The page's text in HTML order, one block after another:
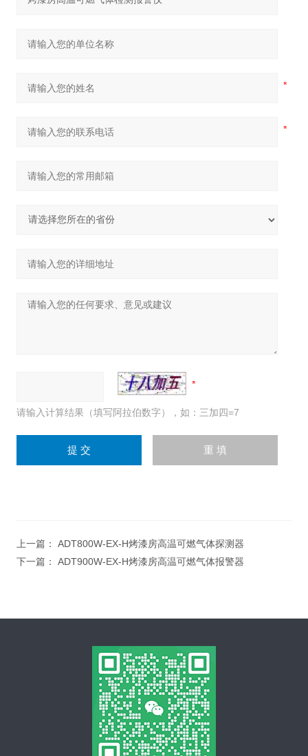
请输入计算结果（填写阿拉伯数字），如：三加四=7
上一篇： ADT800W-EX-H烤漆房高温可燃气体探测器
下一篇： ADT900W-EX-H烤漆房高温可燃气体报警器